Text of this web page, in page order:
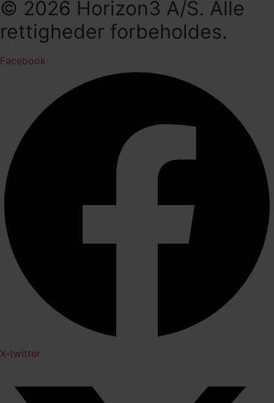
© 2026 Horizon3 A/S. Alle
rettigheder forbeholdes.
Facebook
X-twitter